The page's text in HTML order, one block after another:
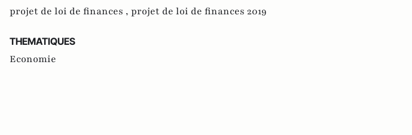
projet de loi de finances , projet de loi de finances 2019
THEMATIQUES
Economie